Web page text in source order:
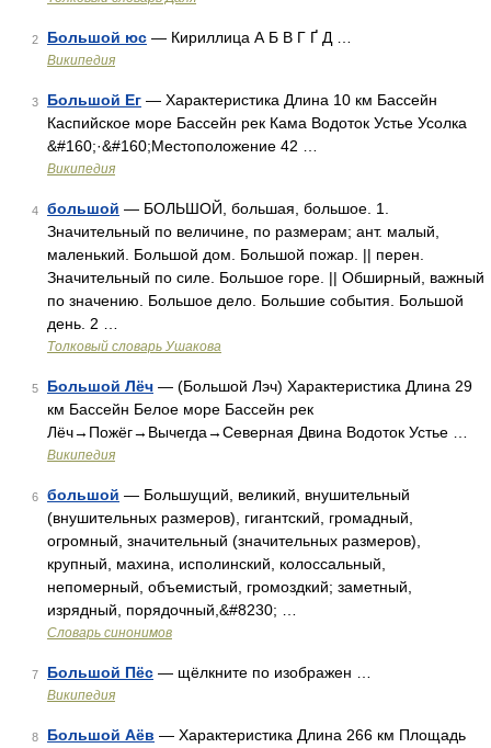
2 Большой юс — Кириллица А Б В Г Ґ Д …
Википедия
3 Большой Ег — Характеристика Длина 10 км Бассейн
Каспийское море Бассейн рек Кама Водоток Устье Усолка
&#160;·&#160;Местоположение 42 …
Википедия
4 большой — БОЛЬШОЙ, большая, большое. 1.
Значительный по величине, по размерам; ант. малый,
маленький. Большой дом. Большой пожар. || перен.
Значительный по силе. Большое горе. || Обширный, важный
по значению. Большое дело. Большие события. Большой
день. 2 …
Толковый словарь Ушакова
5 Большой Лёч — (Большой Лэч) Характеристика Длина 29
км Бассейн Белое море Бассейн рек
Лёч→Пожёг→Вычегда→Северная Двина Водоток Устье …
Википедия
6 большой — Большущий, великий, внушительный
(внушительных размеров), гигантский, громадный,
огромный, значительный (значительных размеров),
крупный, махина, исполинский, колоссальный,
непомерный, объемистый, громоздкий; заметный,
изрядный, порядочный,&#8230; …
Словарь синонимов
7 Большой Пёс — щёлкните по изображен …
Википедия
8 Большой Аёв — Характеристика Длина 266 км Площадь